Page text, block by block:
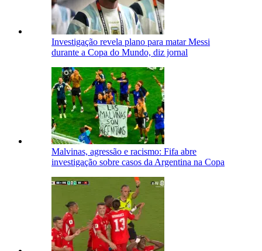
Investigação revela plano para matar Messi
durante a Copa do Mundo, diz jornal
Malvinas, agressão e racismo: Fifa abre
investigação sobre casos da Argentina na Copa